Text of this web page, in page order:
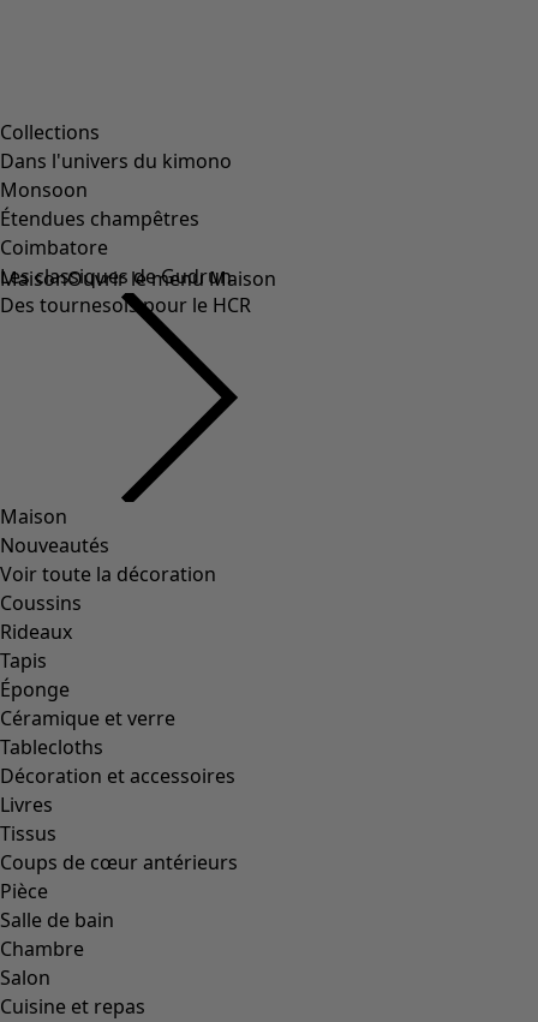
Collections
Dans l'univers du kimono
Monsoon
Étendues champêtres
Coimbatore
Les classiques de Gudrun
Des tournesols pour le HCR
MaisonOuvrir le menu Maison
Maison
Nouveautés
Voir toute la décoration
Coussins
Rideaux
Tapis
Éponge
Céramique et verre
Tablecloths
Décoration et accessoires
Livres
Tissus
Coups de cœur antérieurs
Pièce
Salle de bain
Chambre
Salon
Cuisine et repas